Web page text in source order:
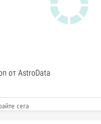
от AstroData
сега